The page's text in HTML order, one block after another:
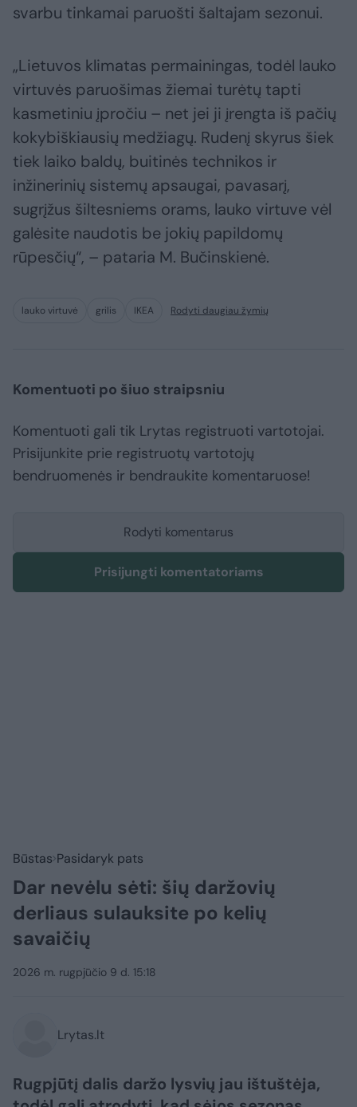
svarbu tinkamai paruošti šaltajam sezonui.
„Lietuvos klimatas permainingas, todėl lauko
virtuvės paruošimas žiemai turėtų tapti
kasmetiniu įpročiu – net jei ji įrengta iš pačių
kokybiškiausių medžiagų. Rudenį skyrus šiek
tiek laiko baldų, buitinės technikos ir
inžinerinių sistemų apsaugai, pavasarį,
sugrįžus šiltesniems orams, lauko virtuve vėl
galėsite naudotis be jokių papildomų
rūpesčių“, – pataria M. Bučinskienė.
lauko virtuvė grilis IKEA Rodyti daugiau žymių
Komentuoti po šiuo straipsniu
Komentuoti gali tik Lrytas registruoti vartotojai.
Prisijunkite prie registruotų vartotojų
bendruomenės ir bendraukite komentaruose!
Rodyti komentarus
Prisijungti komentatoriams
Būstas Pasidaryk pats
Dar nevėlu sėti: šių daržovių
derliaus sulauksite po kelių
savaičių
2026 m. rugpjūčio 9 d. 15:18
Lrytas.lt
Rugpjūtį dalis daržo lysvių jau ištuštėja,